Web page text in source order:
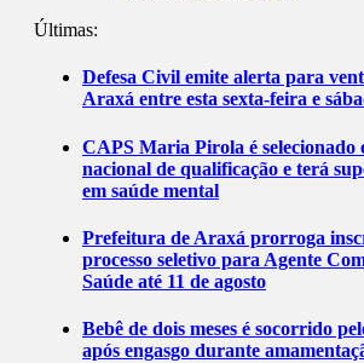
Últimas:
Defesa Civil emite alerta para
Araxá entre esta sexta-feira e
CAPS Maria Pirola é selecionado
nacional de qualificação e terá
em saúde mental
Prefeitura de Araxá prorroga
processo seletivo para Agente
Saúde até 11 de agosto
Bebê de dois meses é socorrido
após engasgo durante